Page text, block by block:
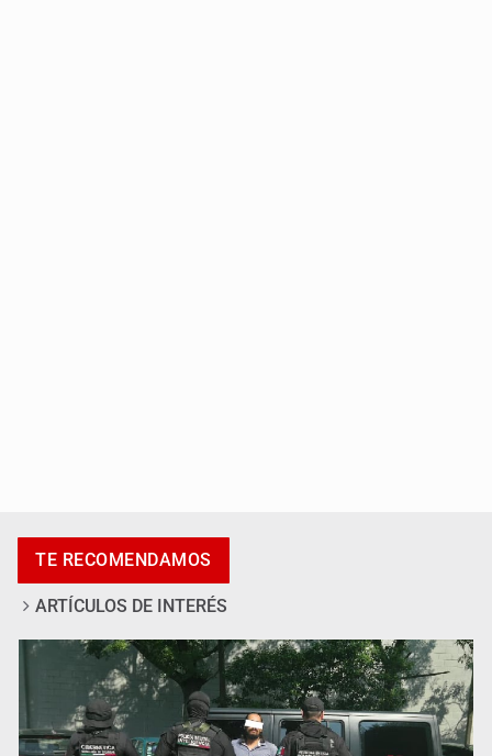
Desarticulan en Cataluña célula del CJNG y decomisan
2.5 toneladas de metanfetamina
TE RECOMENDAMOS
ARTÍCULOS DE INTERÉS